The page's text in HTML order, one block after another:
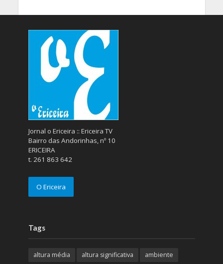
Jornal o Ericeira :: Ericeira TV
Bairro das Andorinhas, nº 10
ERICEIRA
t. 261 863 642
O Ericeira
Tags
altura média altura significativa
ambiente